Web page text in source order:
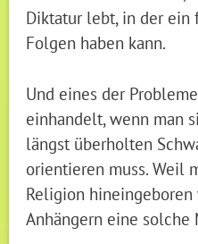
Diktatur lebt, in der ein
Folgen haben kann.
Und eines der
einhandelt, wenn man
längst überholten
orientieren muss. Weil
Religion
Anhängern eine solche